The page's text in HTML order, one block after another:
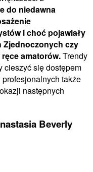
do niedawna
i choć pojawiały
Zjednoczonych czy
amatorów.Trendy
cieszyć się dostępem
także
następnych
Beverly